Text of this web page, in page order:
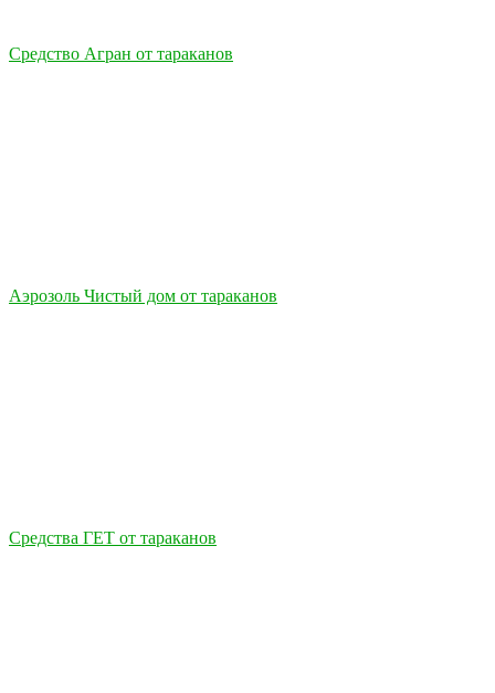
Средство Агран от тараканов
Аэрозоль Чистый дом от тараканов
Средства ГЕТ от тараканов